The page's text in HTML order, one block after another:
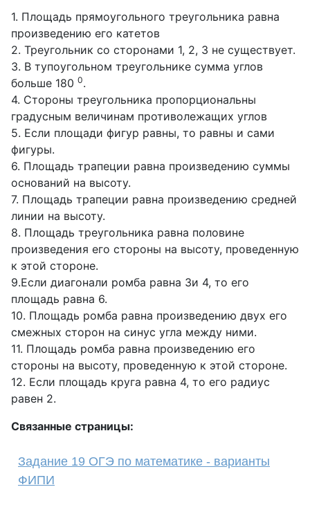
1. Площадь прямоугольного треугольника равна
произведению его катетов
2. Треугольник со сторонами 1, 2, 3 не существует.
3. В тупоугольном треугольнике сумма углов
больше 180 0.
4. Стороны треугольника пропорциональны
градусным величинам противолежащих углов
5. Если площади фигур равны, то равны и сами
фигуры.
6. Площадь трапеции равна произведению суммы
оснований на высоту.
7. Площадь трапеции равна произведению средней
линии на высоту.
8. Площадь треугольника равна половине
произведения его стороны на высоту, проведенную
к этой стороне.
9.Если диагонали ромба равна 3и 4, то его
площадь равна 6.
10. Площадь ромба равна произведению двух его
смежных сторон на синус угла между ними.
11. Площадь ромба равна произведению его
стороны на высоту, проведенную к этой стороне.
12. Если площадь круга равна 4, то его радиус
равен 2.
Связанные страницы:
Задание 19 ОГЭ по математике - варианты
ФИПИ